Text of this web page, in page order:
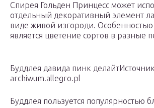
Спирея Гольден Принцесс может
отдельный декоративный элемент
виде живой изгороди. Особенностью
является цветение сортов в разные
Буддлея давида пинк делайтИсточник
archiwum.allegro.pl
Буддлея пользуется популярностью